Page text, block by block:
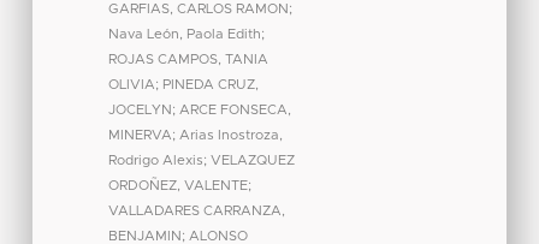
GARFIAS, CARLOS RAMON ;
Nava León, Paola Edith;
ROJAS CAMPOS, TANIA
OLIVIA; PINEDA CRUZ,
JOCELYN ; ARCE FONSECA,
MINERVA; Arias Inostroza,
Rodrigo Alexis; VELAZQUEZ
ORDOÑEZ, VALENTE;
VALLADARES CARRANZA,
BENJAMIN ; ALONSO